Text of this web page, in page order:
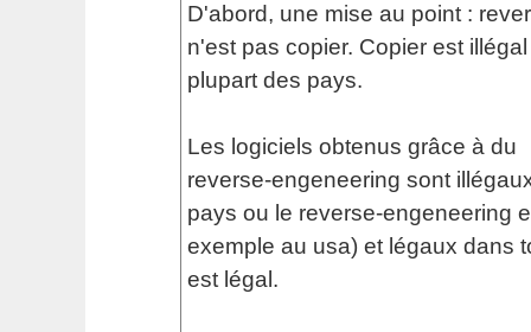
D'abord, une mise au point :
n'est pas copier. Copier est
plupart des pays.
Les logiciels obtenus grâce à du
reverse-engeneering sont
pays ou le reverse-engeneering
exemple au usa) et légaux dans
est légal.